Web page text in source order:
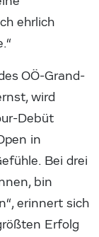
ehrlich
OÖ-Grand-
wird
Debüt
in
Bei drei
bin
erinnert sich
Erfolg